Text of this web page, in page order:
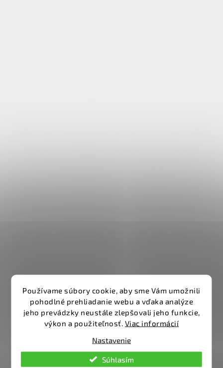
Používame súbory cookie, aby sme Vám umožnili
pohodlné prehliadanie webu a vďaka analýze
jeho prevádzky neustále zlepšovali jeho funkcie,
výkon a použiteľnosť. Viac informácií
Nastavenie
Súhlasím